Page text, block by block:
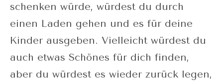
schenken würde, würdest du durch
einen Laden gehen und es für deine
Kinder ausgeben. Vielleicht würdest du
auch etwas Schönes für dich finden,
aber du würdest es wieder zurück legen,